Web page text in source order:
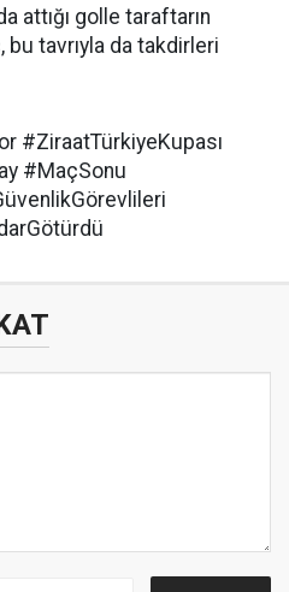
attığı golle taraftarın
tavrıyla da takdirleri
#ZiraatTürkiyeKupası
#MaçSonu